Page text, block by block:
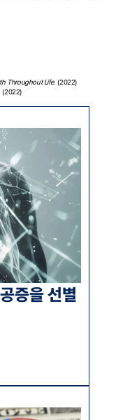
Throughout Life. (2022)
(2022)
증을 선별